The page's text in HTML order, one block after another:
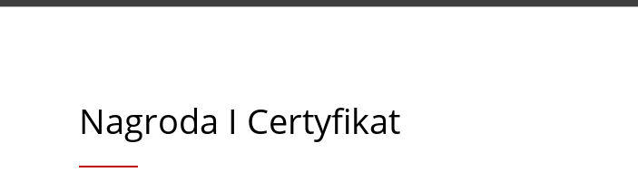
Nagroda I Certyfikat